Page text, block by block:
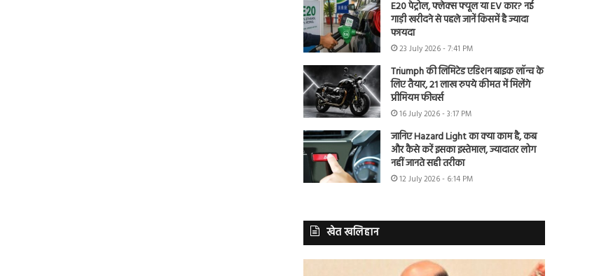
E20 पेट्रोल, फ्लेक्स फ्यूल या EV कार? नई
गाड़ी खरीदने से पहले जानें किसमें है ज्यादा
फायदा
23 July 2026 - 7:41 PM
Triumph की लिमिटेड एडिशन बाइक लॉन्च के
लिए तैयार, 21 लाख रुपये कीमत में मिलेंगे
प्रीमियम फीचर्स
16 July 2026 - 3:17 PM
जानिए Hazard Light का क्या काम है, कब
और कैसे करें इसका इस्तेमाल, ज्यादातर लोग
नहीं जानते सही तरीका
12 July 2026 - 6:14 PM
खेत खलिहान